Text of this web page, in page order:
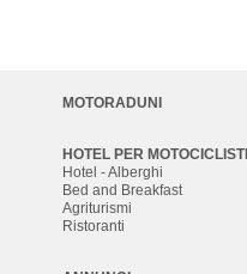
MOTORADUNI
HOTEL PER MOTOCICLISTI
Hotel - Alberghi
Bed and Breakfast
Agriturismi
Ristoranti